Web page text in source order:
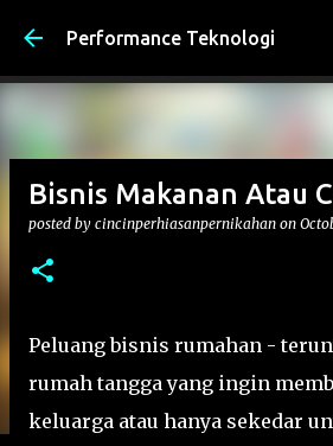
Skip to main
Performance Teknologi
Bisnis Makanan Atau
posted by cincinperhiasanpernikahan on
Peluang bisnis rumahan -
rumah tangga yang ingin
keluarga atau hanya sekedar